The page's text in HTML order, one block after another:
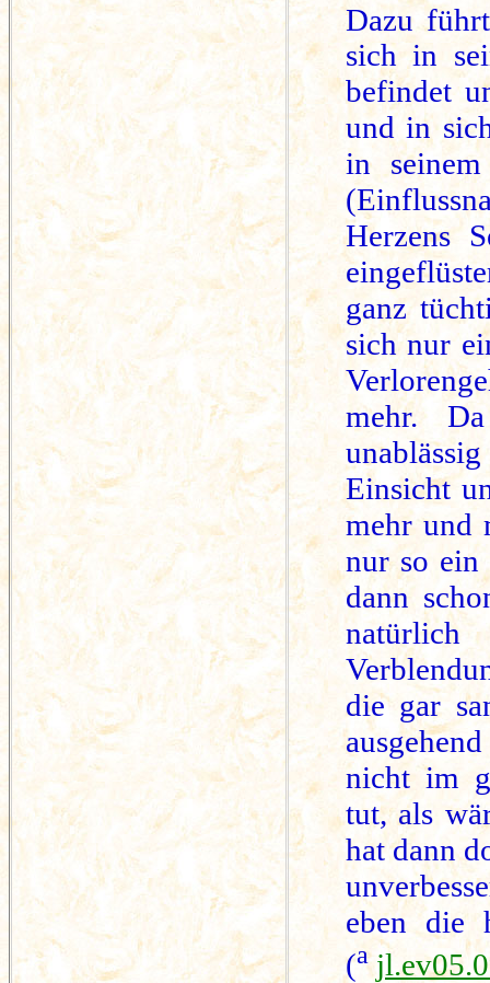
Dazu
sich in
befindet
und in
in
Herzens
ganz
sich nur
mehr.
Einsicht
mehr und
nur so ein
dann
die gar
nicht im
tut, als
hat dann
eben die
(a